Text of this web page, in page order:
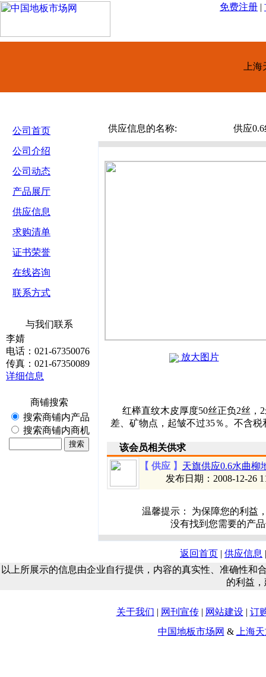
免费注册 |
上
公司首页
公司介绍
公司动态
产品展厅
供应信息
求购清单
证书荣誉
在线咨询
联系方式
与我们联系
李婧
电话：021-67350076
传真：021-67350089
详细信息
商铺搜索
搜索商铺内产品
搜索商铺内商机
供应信息的名称: 供应
放大图片
红榉直纹木皮厚度50丝正负2丝，2
差、矿物点，起皱不过35％。不含
该会员相关供求
【 供应 】 天旗供应0.6水曲柳
发布日期：2008-12-26
温馨提示： 为保障您的利益
没有找到您需要的产品信
返回首页 | 供应信息
以上所展示的信息由企业自行提供，内容的真实性、准确性
的利益
关于我们 | 网刊宣传| 网站建设| 订
中国地板市场网 & 上海